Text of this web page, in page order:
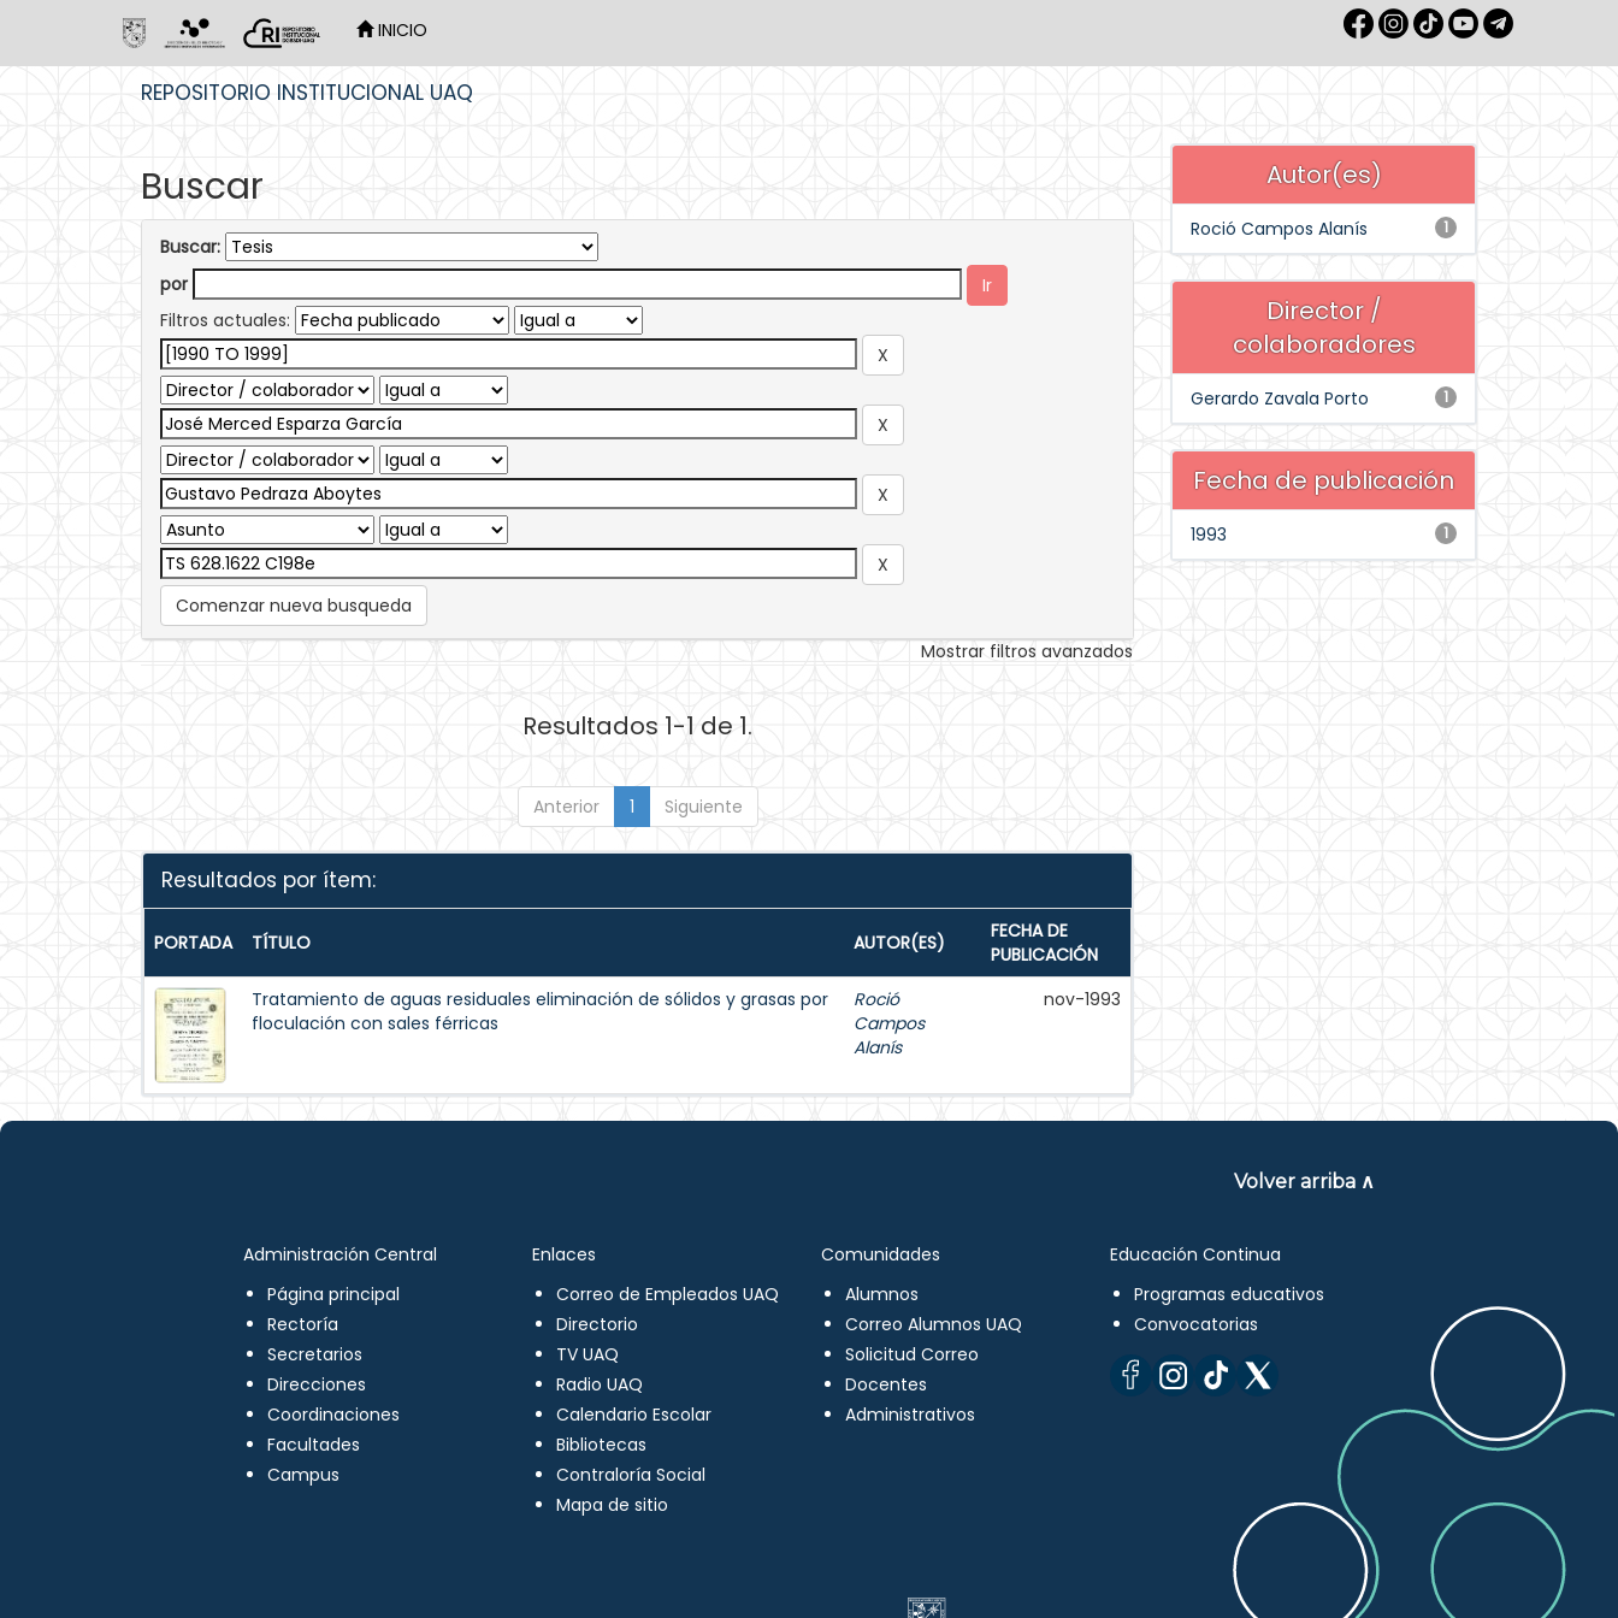
INICIO
REPOSITORIO INSTITUCIONAL UAQ
Buscar
Buscar:
por
Filtros actuales:
Comenzar nueva busqueda
Mostrar filtros avanzados
Resultados 1-1 de 1.
Anterior 1 Siguiente
Resultados por ítem:
PORTADA TÍTULO AUTOR(ES)
FECHA DE
PUBLICACIÓN
Tratamiento de aguas residuales eliminación de sólidos y grasas por
floculación con sales férricas
Roció
Campos
Alanís
nov-1993
Autor(es)
1
Roció Campos Alanís
Director /
colaboradores
1
Gerardo Zavala Porto
Fecha de publicación
1
1993
Volver arriba ∧
Administración Central
Página principal
Rectoría
Secretarios
Direcciones
Coordinaciones
Facultades
Campus
Enlaces
Correo de Empleados UAQ
Directorio
TV UAQ
Radio UAQ
Calendario Escolar
Bibliotecas
Contraloría Social
Mapa de sitio
Comunidades
Alumnos
Correo Alumnos UAQ
Solicitud Correo
Docentes
Administrativos
Educación Continua
Programas educativos
Convocatorias